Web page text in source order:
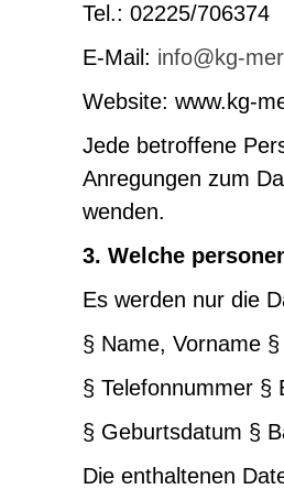
Tel.: 02225/706374
E-Mail: info@kg-
Website: www.kg-
Jede betroffene
Anregungen zum
wenden.
3. Welche
Es werden nur die
§ Name, Vorname
§ Telefonnummer §
§ Geburtsdatum §
Die enthaltenen